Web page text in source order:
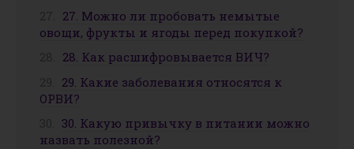
27. Можно ли пробовать немытые
овощи, фрукты и ягоды перед покупкой?
28. Как расшифровывается ВИЧ?
29. Какие заболевания относятся к
ОРВИ?
30. Какую привычку в питании можно
назвать полезной?